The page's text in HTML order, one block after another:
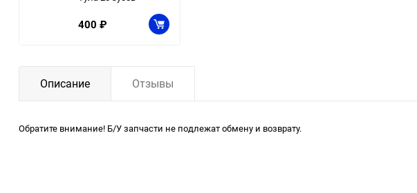
400 ₽
Описание Отзывы
Обратите внимание! Б/У запчасти не подлежат обмену и возврату.